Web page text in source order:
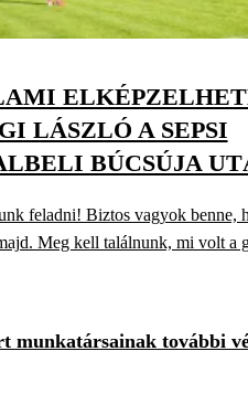
LÁSZLÓ A SEPSI
BÚCSÚJA
feladni! Biztos vagyok benne,
Meg kell találnunk, mi volt a
munkatársainak további